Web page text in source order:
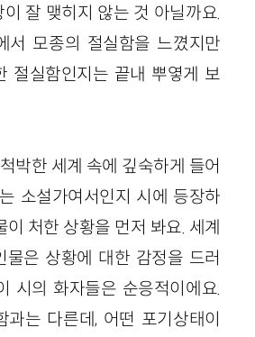
잘 맺히지 않는 것 아닐까요.
서 모종의 절실함을 느꼈지만
절실함인지는 끝내 뿌옇게 보
박한 세계 속에 깊숙하게 들어
소설가여서인지 시에 등장하
이 처한 상황을 먼저 봐요. 세계
물은 상황에 대한 감정을 드러
시의 화자들은 순응적이에요.
과는 다른데, 어떤 포기상태이